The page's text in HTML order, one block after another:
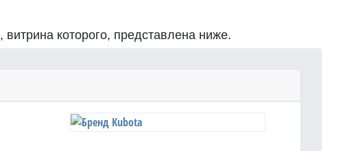
, витрина которого, представлена ниже.